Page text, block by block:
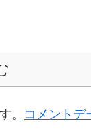
。
コメントデ